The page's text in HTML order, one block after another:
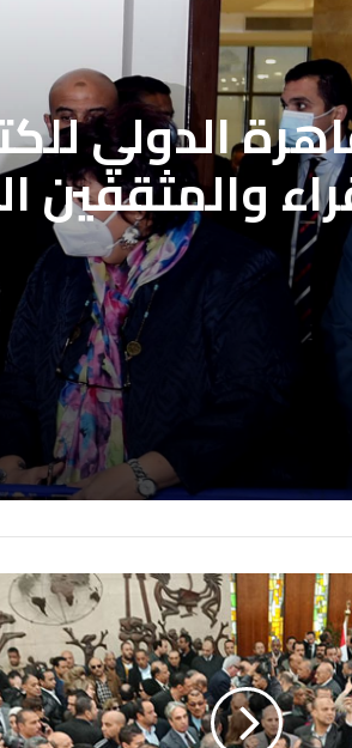
الدولي
والمثقفين
المدة
العلاج